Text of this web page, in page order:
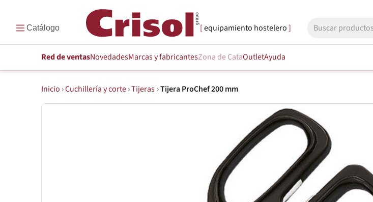
equipamiento hostelero
Red de ventasNovedadesMarcasy fabricantesZona de CataOutletAyuda
Inicio ›Cuchillería y corte›Tijeras ›Tijera ProChef 200 mm